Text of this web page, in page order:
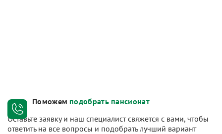
Поможем подобрать пансионат
Оставьте заявку и наш специалист свяжется с вами, чтобы
ответить на все вопросы и подобрать лучший вариант